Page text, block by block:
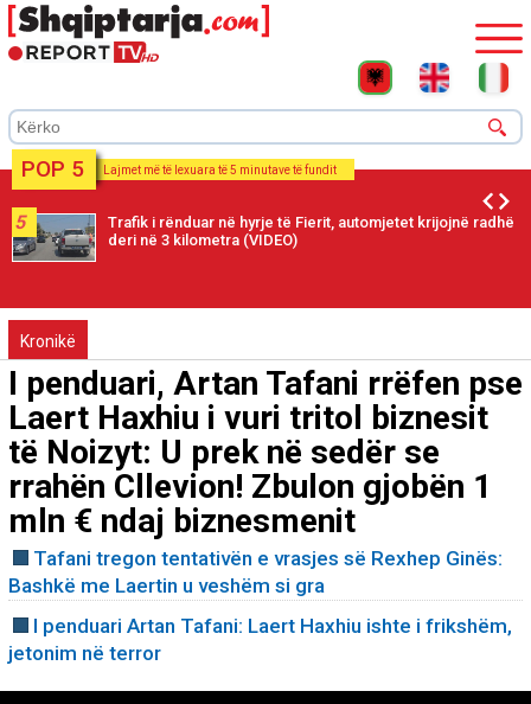
POP 5 Lajmet më të lexuara të 5 minutave të fundit
5
Trafik i rënduar në hyrje të Fierit, automjetet krijojnë radhë
deri në 3 kilometra (VIDEO)
Kronikë
I penduari, Artan Tafani rrëfen pse
Laert Haxhiu i vuri tritol biznesit
të Noizyt: U prek në sedër se
rrahën Cllevion! Zbulon gjobën 1
mln € ndaj biznesmenit
Tafani tregon tentativën e vrasjes së Rexhep Ginës:
Bashkë me Laertin u veshëm si gra
I penduari Artan Tafani: Laert Haxhiu ishte i frikshëm,
jetonim në terror